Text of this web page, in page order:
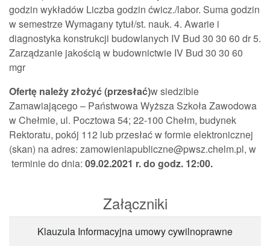
godzin wykładów Liczba godzin ćwicz./labor. Suma godzin
w semestrze Wymagany tytuł/st. nauk. 4. Awarie i
diagnostyka konstrukcji budowlanych IV Bud 30 30 60 dr 5.
Zarządzanie jakością w budownictwie IV Bud 30 30 60
mgr
Ofertę należy złożyć (przesłać)w siedzibie
Zamawiającego – Państwowa Wyższa Szkoła Zawodowa
w Chełmie, ul. Pocztowa 54; 22-100 Chełm, budynek
Rektoratu, pokój 112 lub przesłać w formie elektronicznej
(skan) na adres: zamowieniapubliczne@pwsz.chelm.pl, w
terminie do dnia: 09.02.2021 r. do godz. 12:00.
Załączniki
Klauzula Informacyjna umowy cywilnoprawne